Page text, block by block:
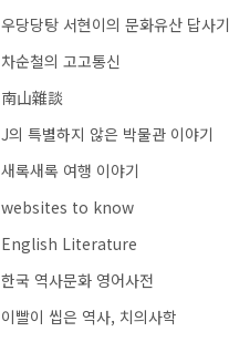
우당당탕 서현이의 문화유산 답사기
차순철의 고고통신
南山雜談
J의 특별하지 않은 박물관 이야기
새록새록 여행 이야기
websites to know
English Literature
한국 역사문화 영어사전
이빨이 씹은 역사, 치의사학